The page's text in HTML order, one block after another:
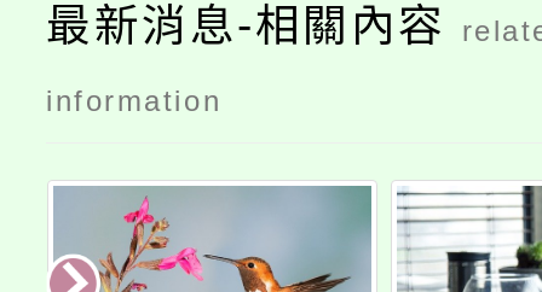
最新消息-相關內容
information